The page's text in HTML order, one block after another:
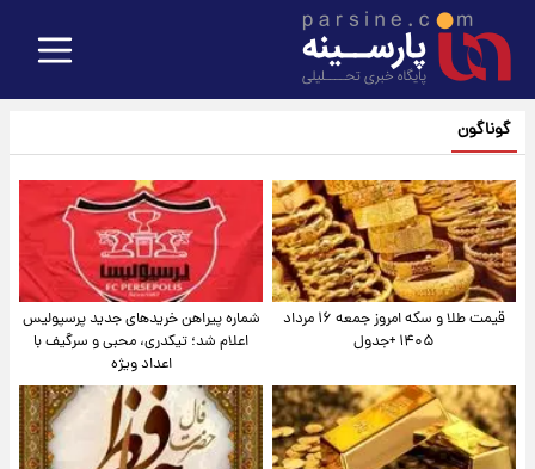
گوناگون
قیمت طلا و سکه امروز جمعه ۱۶ مرداد
۱۴۰۵ +جدول
شماره پیراهن خریدهای جدید پرسپولیس
اعلام شد؛ تیکدری، محبی و سرگیف با
اعداد ویژه